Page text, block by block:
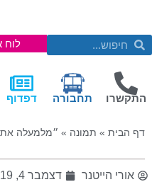
לוח
התקשרו תחבורה דפדוף
דף הבית » תמונה » ״מלמעלה
אורי הייטנר דצמבר 4, 2019